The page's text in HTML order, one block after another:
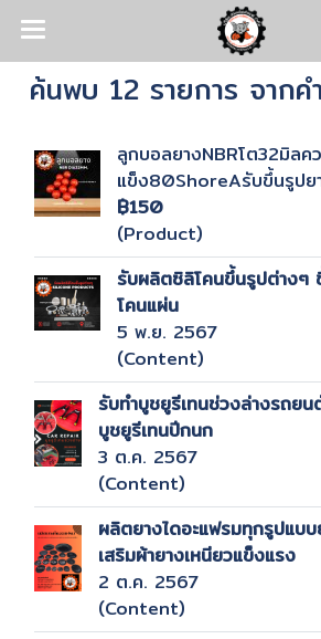
ค้นพบ 12 รายการ จากค
ลูกบอลยางNBRโต32มิลค
แข็ง80ShoreAรับขึ้นรูปย
฿150
(Product)
รับผลิตซิลิโคนขึ้นรูปต่างๆ
โคนแผ่น
5 พ.ย. 2567
(Content)
รับทำบูชยูรีเทนช่วงล่างรถยน
บูชยูรีเทนปีกนก
3 ต.ค. 2567
(Content)
ผลิตยางไดอะแฟรมทุกรูปแบบ
เสริมผ้ายางเหนียวแข็งแรง
2 ต.ค. 2567
(Content)